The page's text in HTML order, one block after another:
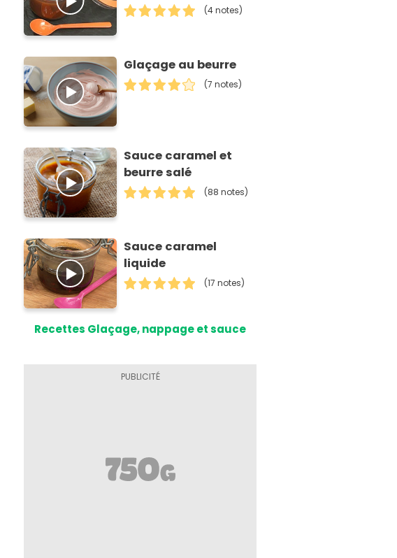
(4 notes)
Glaçage au beurre
(7 notes)
Sauce caramel et
beurre salé
(88 notes)
Sauce caramel
liquide
(17 notes)
Recettes Glaçage, nappage et sauce